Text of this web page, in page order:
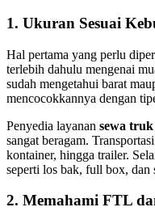
1. Ukuran Sesuai
Hal pertama yang perlu
terlebih dahulu mengenai
sudah mengetahui barat
mencocokkannya dengan
Penyedia layanan sewa truk
sangat beragam.
kontainer, hingga trailer.
seperti los bak, full box, dan
2. Memahami FTL